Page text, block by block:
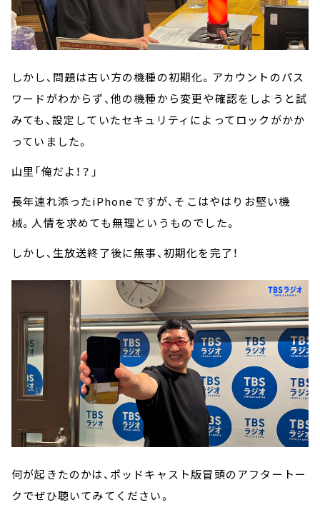
しかし、問題は古い方の機種の初期化。アカウントのパス
ワードがわからず、他の機種から変更や確認をしようと試
みても、設定していたセキュリティによってロックがかか
っていました。
山里「俺だよ！？」
長年連れ添ったiPhoneですが、そこはやはりお堅い機
械。人情を求めても無理というものでした。
しかし、生放送終了後に無事、初期化を完了！
何が起きたのかは、ポッドキャスト版冒頭のアフタートー
クでぜひ聴いてみてください。